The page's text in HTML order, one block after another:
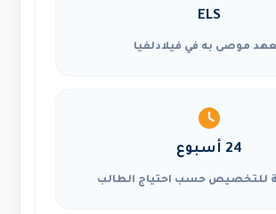
ELS
موصى به في فيلادلفيا
24 أسبوع
للتخصيص حسب احتياج الطالب